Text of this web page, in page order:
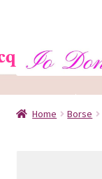
navigazione
contenuto
Home
Home Borse